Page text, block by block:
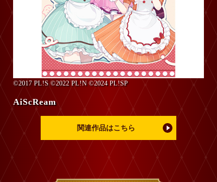
©2017 PL!S ©2022 PL!N ©2024 PL!SP
AiScReam
関連作品はこちら